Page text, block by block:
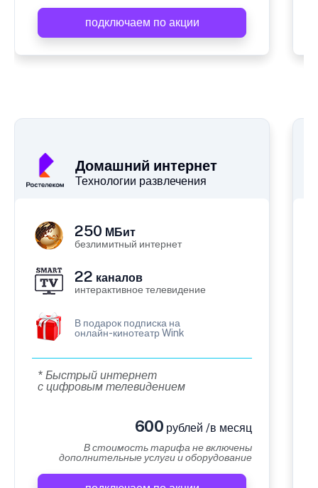
подключаем по акции
Домашний интернет
Технологии развлечения
250 МБит
безлимитный интернет
22 каналов
интерактивное телевидение
В подарок подписка на
онлайн-кинотеатр Wink
* Быстрый интернет
с цифровым телевидением
600 рублей /в месяц
В стоимость тарифа не включены
дополнительные услуги и оборудование